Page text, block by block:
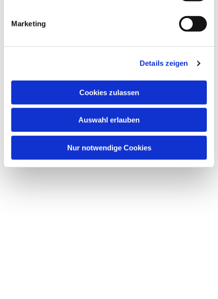
Marketing
Details zeigen
Cookies zulassen
Auswahl erlauben
Nur notwendige Cookies